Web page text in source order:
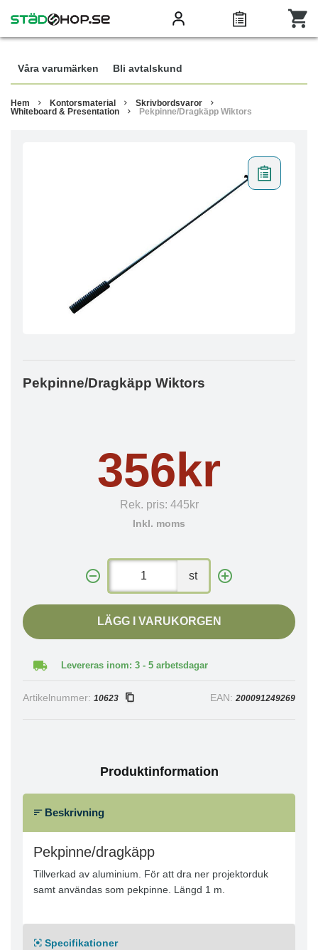
Våra varumärken Bli avtalskund
Hem Kontorsmaterial
Skrivbordsvaror
Whiteboard & Presentation
Pekpinne/Dragkäpp Wiktors
Pekpinne/Dragkäpp Wiktors
356kr
Rek. pris: 445kr
Inkl. moms
st
LÄGG I VARUKORGEN
Levereras inom: 3 - 5 arbetsdagar
Artikelnummer: 10623 EAN: 200091249269
Produktinformation
Beskrivning
Pekpinne/dragkäpp
Tillverkad av aluminium. För att dra ner projektorduk
samt användas som pekpinne. Längd 1 m.
Specifikationer